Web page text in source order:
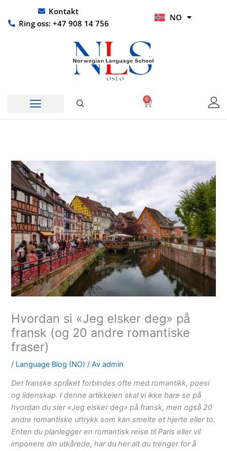
rett
Kontakt
Ring oss: +47 908 14 756
NO
HI
0
Handlekurv
Hvordan si «Jeg elsker deg» på
fransk (og 20 andre romantiske
fraser)
/ Language Blog (NO) / Av admin
Det franske språket forbindes ofte med romantikk, poesi
og lidenskap. I denne artikkelen skal vi ikke bare se på
hvordan du sier «Jeg elsker deg» på fransk, men også 20
andre romantiske uttrykk som kan smelte et hjerte eller to.
Enten du planlegger en romantisk reise til Paris eller vil
imponere din utkårede, har du her alt du trenger for å